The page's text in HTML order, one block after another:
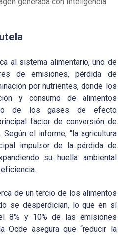
al sistema alimentario, uno de
de emisiones, pérdida de
por nutrientes, donde los
y consumo de alimentos
de los gases de efecto
factor de conversión de
el informe, “la agricultura
impulsor de la pérdida de
su huella ambiental
de un tercio de los alimentos
se desperdician, lo que en sí
8% y 10% de las emisiones
Ocde asegura que “reducir la